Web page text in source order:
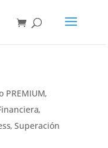
PREMIUM,
,
,Superación